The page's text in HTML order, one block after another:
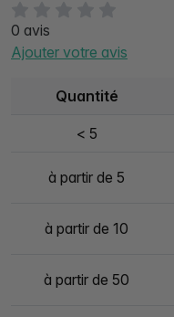
0 avis
Ajouter votre avis
Quantité
< 5
à partir de 5
à partir de 10
à partir de 50